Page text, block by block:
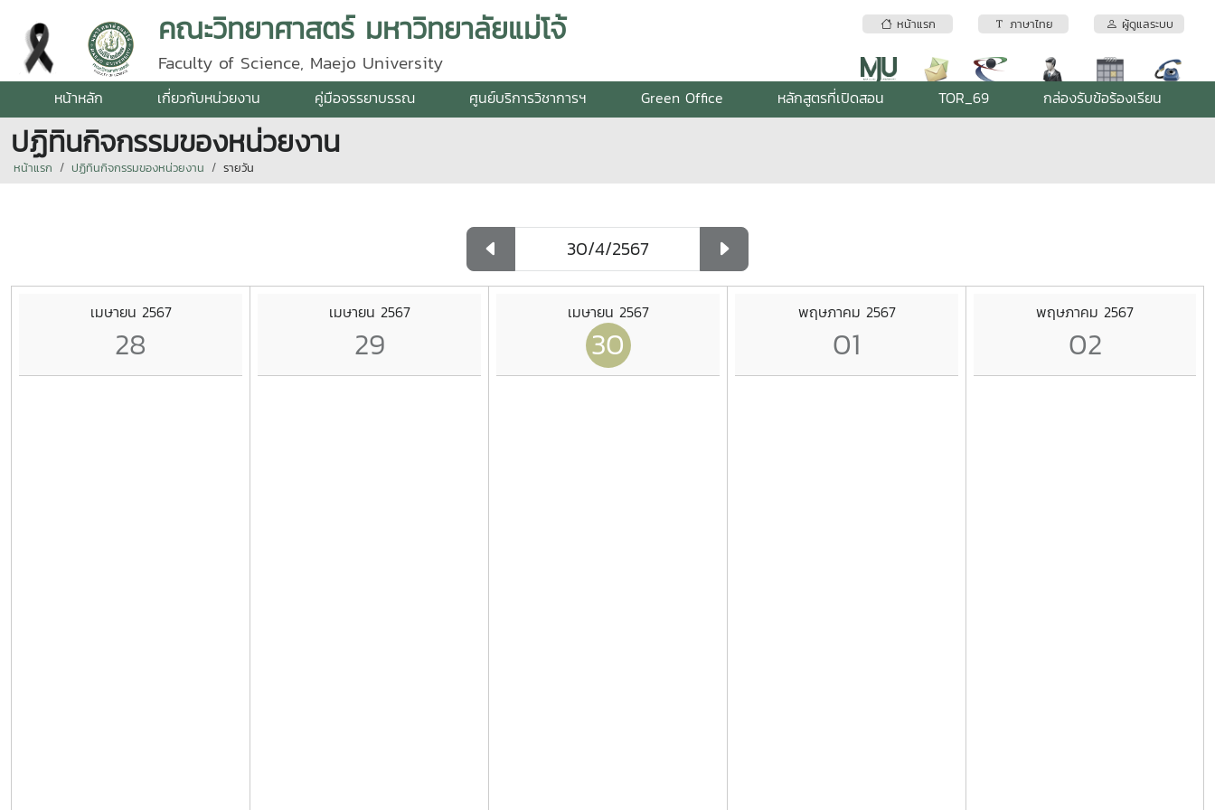
หน้าแรก ภาษาไทย ผู้ดูแลระบบ
คณะวิทยาศาสตร์ มหาวิทยาลัยแม่โจ้
Faculty of Science, Maejo University
หน้าหลัก เกี่ยวกับหน่วยงาน คู่มือจรรยาบรรณ ศูนย์บริการวิชาการฯ Green Office หลักสูตรที่เปิดสอน TOR_69 กล่องรับข้อร้องเรียน
ปฏิทินกิจกรรมของหน่วยงาน
หน้าแรก ปฏิทินกิจกรรมของหน่วยงาน รายวัน
เมษายน 2567
28
เมษายน 2567
29
เมษายน 2567
30
พฤษภาคม 2567
01
พฤษภาคม 2567
02